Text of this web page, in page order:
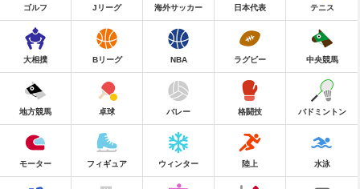
ゴルフ Jリーグ 海外サッカー 日本代表 テニス
大相撲 Bリーグ NBA ラグビー 中央競馬
地方競馬 卓球 バレー 格闘技 バドミントン
モーター フィギュア ウィンター 陸上 水泳